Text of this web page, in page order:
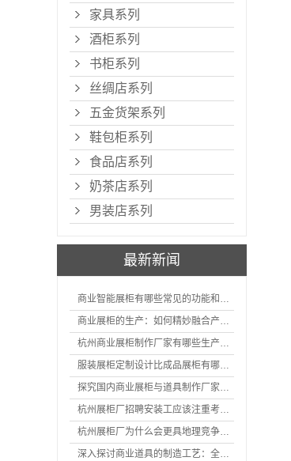
家具系列
酒柜系列
书柜系列
丝绸店系列
五金货架系列
鞋包柜系列
食品店系列
奶茶店系列
男装店系列
最新新闻
商业智能展柜有哪些常见的功能和神奇之处
商业展柜的生产：如何精妙融合产品特性的艺术探索
杭州商业展柜制作厂家有哪些生产的优势？
服装展柜定制设计比成品展柜有哪些优势
探究国内商业展柜与道具制作厂家的技术实力如何
杭州展柜厂招聘安装工应该注重考核哪些方面技能
杭州展柜厂为什么会更具地理竞争优势？
深入探讨商业道具的制造工艺：全面分析从设计到维护的各个环节。